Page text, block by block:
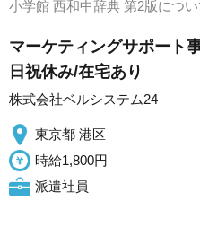
小学館 西和中辞典 第2版につ
マーケティングサポート
日祝休み/在宅あり
株式会社ベルシステム24
東京都 港区
時給1,800円
派遣社員